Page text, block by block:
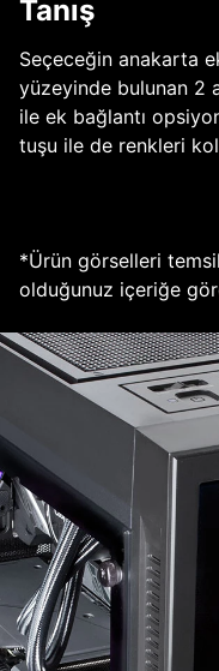
Tanış
Seçeceğin anakarta
yüzeyinde bulunan 2
ile ek bağlantı
tuşu ile de renkleri
*Ürün görselleri
olduğunuz içeriğe